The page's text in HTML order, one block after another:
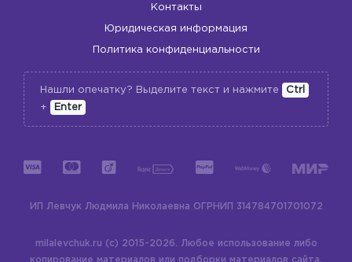
Контакты
Юридическая информация
Политика конфиденциальности
Нашли опечатку? Выделите текст и нажмите
Ctrl
+
Enter
ИП Левчук Людмила Николаевна ОГРНИП 314784701701072
milalevchuk.ru (c) 2015-2026.
Любое использование либо
копирование материалов или подборки материалов сайта,